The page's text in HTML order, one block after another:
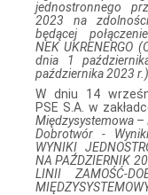
jednostronnego
2023 na zdolności
będącej
NEK UKRENERGO
dnia 1
października 2023 r.)
W dniu 14
PSE S.A. w
Międzysystemowa –
Dobrotwór - Wyniki
WYNIKI
NA PAŹDZIERNIK
LINII ZAMOŚĆ-